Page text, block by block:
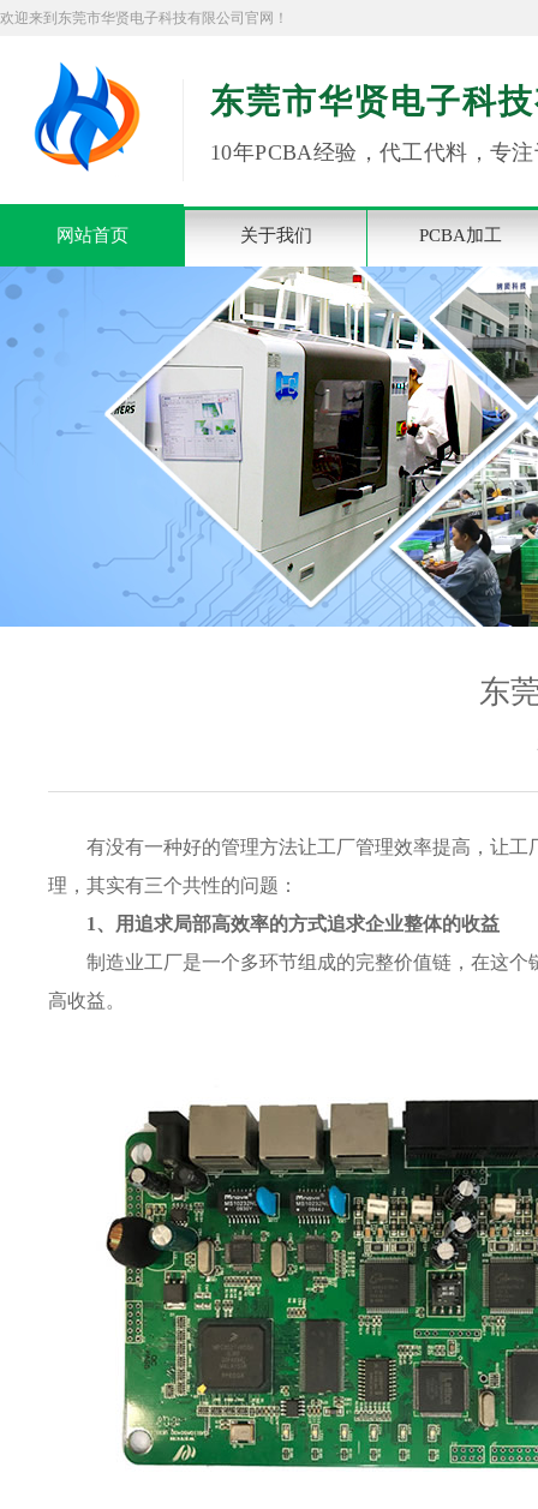
欢迎来到东莞市华贤电子科技有限公司官网！
东莞市华贤电子科
10年PCBA经验，代工代料，专
网站首页 关于我们 PCBA加工
东
有没有一种好的管理方法让工厂管理效率提高，让工
理，其实有三个共性的问题：
1、用追求局部高效率的方式追求企业整体的收益
制造业工厂是一个多环节组成的完整价值链，在这
高收益。